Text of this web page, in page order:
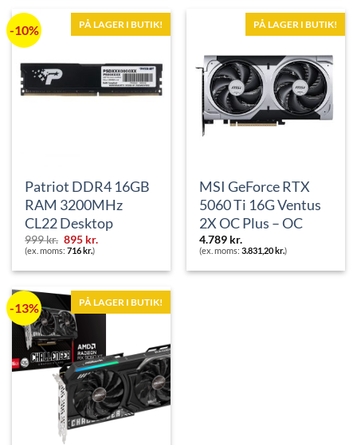
-10% PÅ LAGER I BUTIK!
Patriot DDR4 16GB
RAM 3200MHz
CL22 Desktop
999kr. Den
oprindelige
var:
895 kr.
er:
(ex. moms:716 kr.)
PÅ LAGER I BUTIK!
MSI GeForce RTX
5060 Ti 16G Ventus
2X OC Plus – OC
4.789 kr.
(ex. moms:3.831,20 kr.)
-13% PÅ LAGER I BUTIK!